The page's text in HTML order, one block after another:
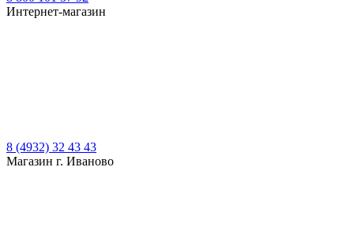
Интернет-магазин
8 (4932) 32 43 43
Магазин г. Иваново